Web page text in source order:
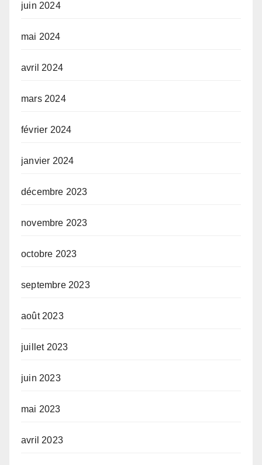
juin 2024
mai 2024
avril 2024
mars 2024
février 2024
janvier 2024
décembre 2023
novembre 2023
octobre 2023
septembre 2023
août 2023
juillet 2023
juin 2023
mai 2023
avril 2023